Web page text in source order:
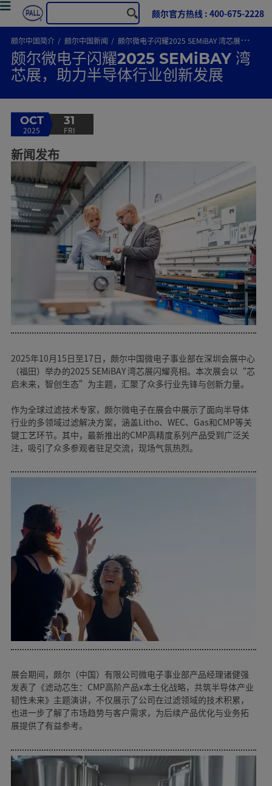
颇尔官方热线 : 400-675-2228
颇尔中国简介 颇尔中国新闻 颇尔微电子闪耀2025 SEMiBAY 湾芯展，助力半导体行业创新发展
颇尔微电子闪耀2025 SEMiBAY 湾
芯展，助力半导体行业创新发展
OCT
2025
31
FRI
新闻发布
2025年10月15日至17日，颇尔中国微电子事业部在深圳会展中心
（福田）举办的2025 SEMiBAY 湾芯展闪耀亮相。本次展会以“芯
启未来，智创生态”为主题，汇聚了众多行业先锋与创新力量。
作为全球过滤技术专家，颇尔微电子在展会中展示了面向半导体
行业的多领域过滤解决方案，涵盖Litho、WEC、Gas和CMP等关
键工艺环节。其中，最新推出的CMP高精度系列产品受到广泛关
注，吸引了众多参观者驻足交流，现场气氛热烈。
展会期间，颇尔（中国）有限公司微电子事业部产品经理诸健强
发表了《滤动芯生：CMP高阶产品x本土化战略，共筑半导体产业
韧性未来》主题演讲，不仅展示了公司在过滤领域的技术积累，
也进一步了解了市场趋势与客户需求，为后续产品优化与业务拓
展提供了有益参考。